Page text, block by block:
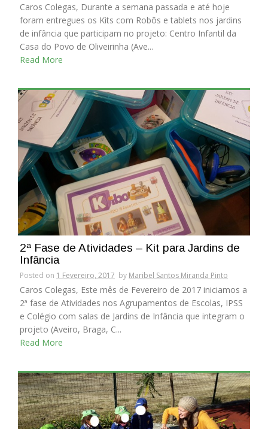
Caros Colegas, Durante a semana passada e até hoje
foram entregues os Kits com Robôs e tablets nos jardins
de infância que participam no projeto: Centro Infantil da
Casa do Povo de Oliveirinha (Ave...
Read More
2ª Fase de Atividades – Kit para Jardins de
Infância
Posted on 1 Fevereiro, 2017 by Maribel Santos Miranda Pinto
Caros Colegas, Este mês de Fevereiro de 2017 iniciamos a
2ª fase de Atividades nos Agrupamentos de Escolas, IPSS
e Colégio com salas de Jardins de Infância que integram o
projeto (Aveiro, Braga, C...
Read More